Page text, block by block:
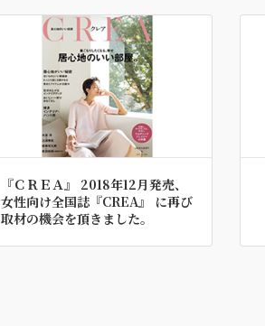
『ＣＲＥＡ』 2018年12月発売、
女性向け全国誌『CREA』 に再び
取材の機会を頂きました。